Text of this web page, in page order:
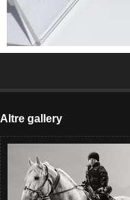
Altre gallery